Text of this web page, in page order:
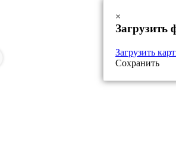
×
Загрузить
Загрузить
Сохранить